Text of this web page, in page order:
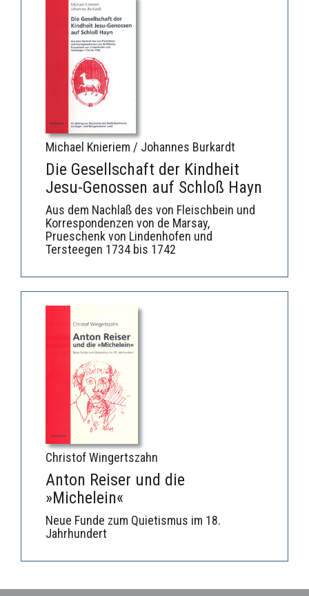
Michael Knieriem / Johannes Burkardt
Die Gesellschaft der Kindheit
Jesu-Genossen auf Schloß Hayn
Aus dem Nachlaß des von Fleischbein und
Korrespondenzen von de Marsay,
Prueschenk von Lindenhofen und
Tersteegen 1734 bis 1742
Christof Wingertszahn
Anton Reiser und die
»Michelein«
Neue Funde zum Quietismus im 18.
Jahrhundert